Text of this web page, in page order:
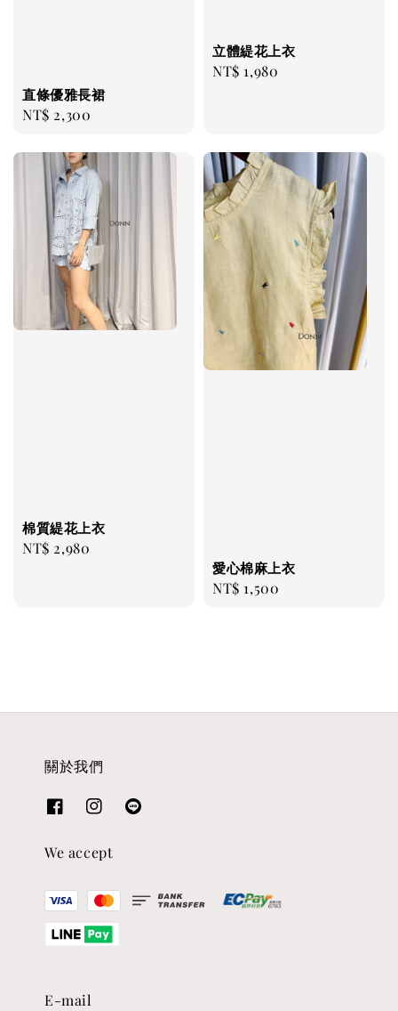
直條優雅長裙
Regular
NT$ 2,300
立體緹花上衣
Regular
NT$ 1,980
棉質緹花上衣
Regular
NT$ 2,980
愛心棉麻上衣
Regular
NT$ 1,500
關於我們
We accept
E-mail